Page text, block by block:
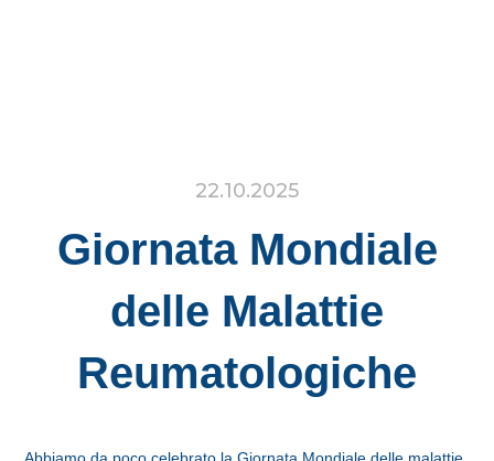
22.10.2025
Giornata Mondiale
delle Malattie
Reumatologiche